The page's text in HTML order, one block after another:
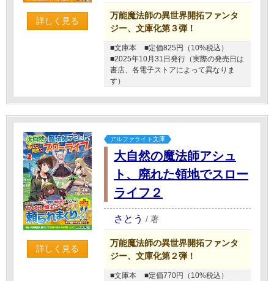
詳しく見る
万能魔法師の異世界開拓ファンタ
ジー、文庫化第３弾！
■文庫本
■定価825円（10%税込）
■2025年10月31日発行（実際の発売日は
書店、各電子ストアによって異なりま
す）
詳しく見る
アルファライト文庫
大自然の魔法師アシュ
ト、廃れた領地でスロー
ライフ２
さとう / 著
万能魔法師の異世界開拓ファンタ
ジー、文庫化第２弾！
■文庫本
■定価770円（10%税込）